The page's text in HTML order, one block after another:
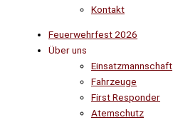
Kontakt
Feuerwehrfest 2026
Über uns
Einsatzmannschaft
Fahrzeuge
First Responder
Atemschutz